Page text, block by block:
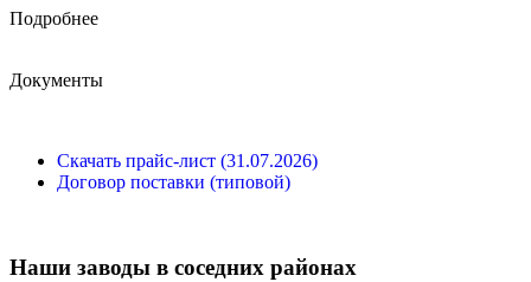
Подробнее
Документы
Скачать прайс-лист (31.07.2026)
Договор поставки (типовой)
Наши заводы в соседних районах